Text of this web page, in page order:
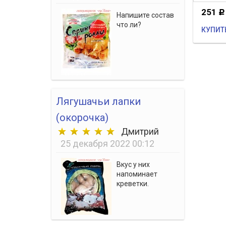
Напишите состав
что ли?
Лягушачьи лапки
(окорочка)
Дмитрий
25 декабря 2022 00:12
Вкус у них
напоминает
креветки.
251 Р